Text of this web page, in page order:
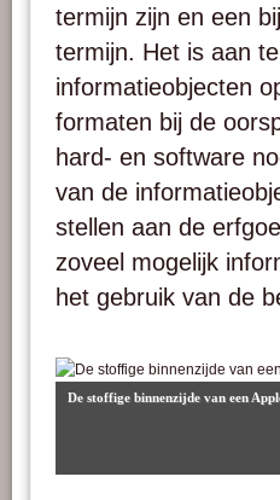
termijn zijn en een
termijn. Het is aan
informatieobjecten
formaten bij de
hard- en software
van de
stellen aan de
zoveel mogelijk
het gebruik van de
De stoffige binnenzijde van een